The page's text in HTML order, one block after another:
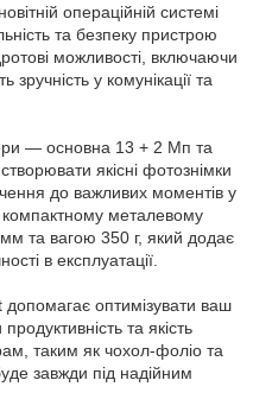
операційній системі
та безпеку пристрою
можливості, включаючи
у комунікації та
— основна 13 + 2 Мп та
якісні фотознімки
до важливих моментів у
компактному металевому
та вагою 350 г, який додає
в експлуатації.
оптимізувати ваш
та якість
таким як чохол-фоліо та
завжди під надійним